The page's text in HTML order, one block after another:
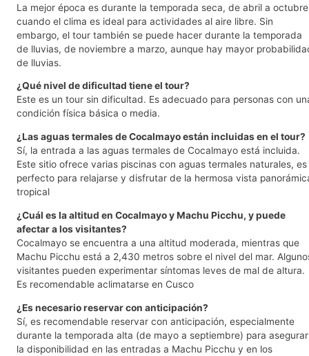
La mejor época es durante la temporada seca, de abril a
cuando el clima es ideal para actividades al aire libre. Sin
embargo, el tour también se puede hacer durante la temporada
de lluvias, de noviembre a marzo, aunque hay mayor
de lluvias.
¿Qué nivel de dificultad tiene el tour?
Este es un tour sin dificultad. Es adecuado para personas con
condición física básica o media.
¿Las aguas termales de Cocalmayo están incluidas en el tour?
Sí, la entrada a las aguas termales de Cocalmayo está incluida.
Este sitio ofrece varias piscinas con aguas termales naturales, es
perfecto para relajarse y disfrutar de la hermosa vista
tropical
¿Cuál es la altitud en Cocalmayo y Machu Picchu, y puede
afectar a los visitantes?
Cocalmayo se encuentra a una altitud moderada, mientras que
Machu Picchu está a 2,430 metros sobre el nivel del mar.
visitantes pueden experimentar síntomas leves de mal de altura.
Es recomendable aclimatarse en Cusco
¿Es necesario reservar con anticipación?
Sí, es recomendable reservar con anticipación, especialmente
durante la temporada alta (de mayo a septiembre) para asegurar
la disponibilidad en las entradas a Machu Picchu y en los